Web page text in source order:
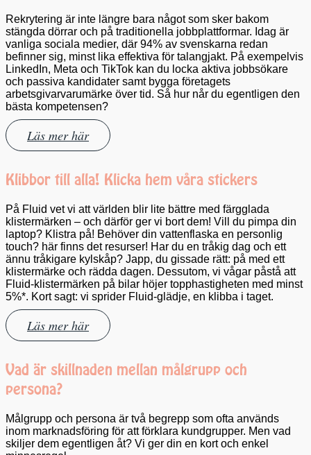
Rekrytering är inte längre bara något som sker bakom
stängda dörrar och på traditionella jobbplattformar. Idag är
vanliga sociala medier, där 94% av svenskarna redan
befinner sig, minst lika effektiva för talangjakt. På exempelvis
LinkedIn, Meta och TikTok kan du locka aktiva jobbsökare
och passiva kandidater samt bygga företagets
arbetsgivarvarumärke över tid. Så hur når du egentligen den
bästa kompetensen?
Läs mer här
Klibbor till alla! Klicka hem våra stickers
På Fluid vet vi att världen blir lite bättre med färgglada
klistermärken – och därför ger vi bort dem! Vill du pimpa din
laptop? Klistra på! Behöver din vattenflaska en personlig
touch? här finns det resurser! Har du en tråkig dag och ett
ännu tråkigare kylskåp? Japp, du gissade rätt: på med ett
klistermärke och rädda dagen. Dessutom, vi vågar påstå att
Fluid-klistermärken på bilar höjer topphastigheten med minst
5%*. Kort sagt: vi sprider Fluid-glädje, en klibba i taget.
Läs mer här
Vad är skillnaden mellan målgrupp och
persona?
Målgrupp och persona är två begrepp som ofta används
inom marknadsföring för att förklara kundgrupper. Men vad
skiljer dem egentligen åt? Vi ger din en kort och enkel